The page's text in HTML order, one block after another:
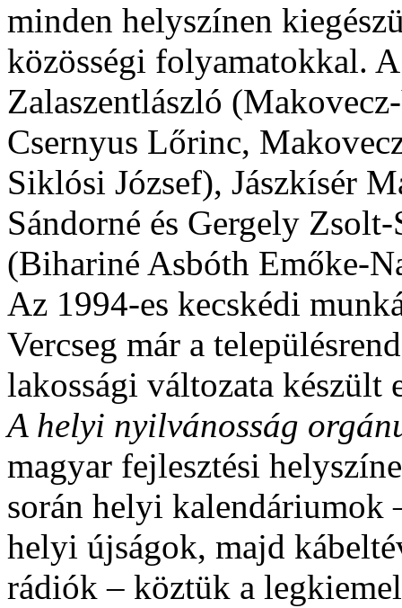
minden helyszínen
közösségi folyamatokkal.
Zalaszentlászló
Csernyus Lőrinc,
Siklósi József), Jászkísér
Sándorné és Gergely
(Bihariné Asbóth Emőke-
Az 1994-es kecskédi
Vercseg már a
lakossági változata készült
A helyi nyilvánosság
magyar fejlesztési
során helyi
helyi újságok, majd
rádiók – köztük a